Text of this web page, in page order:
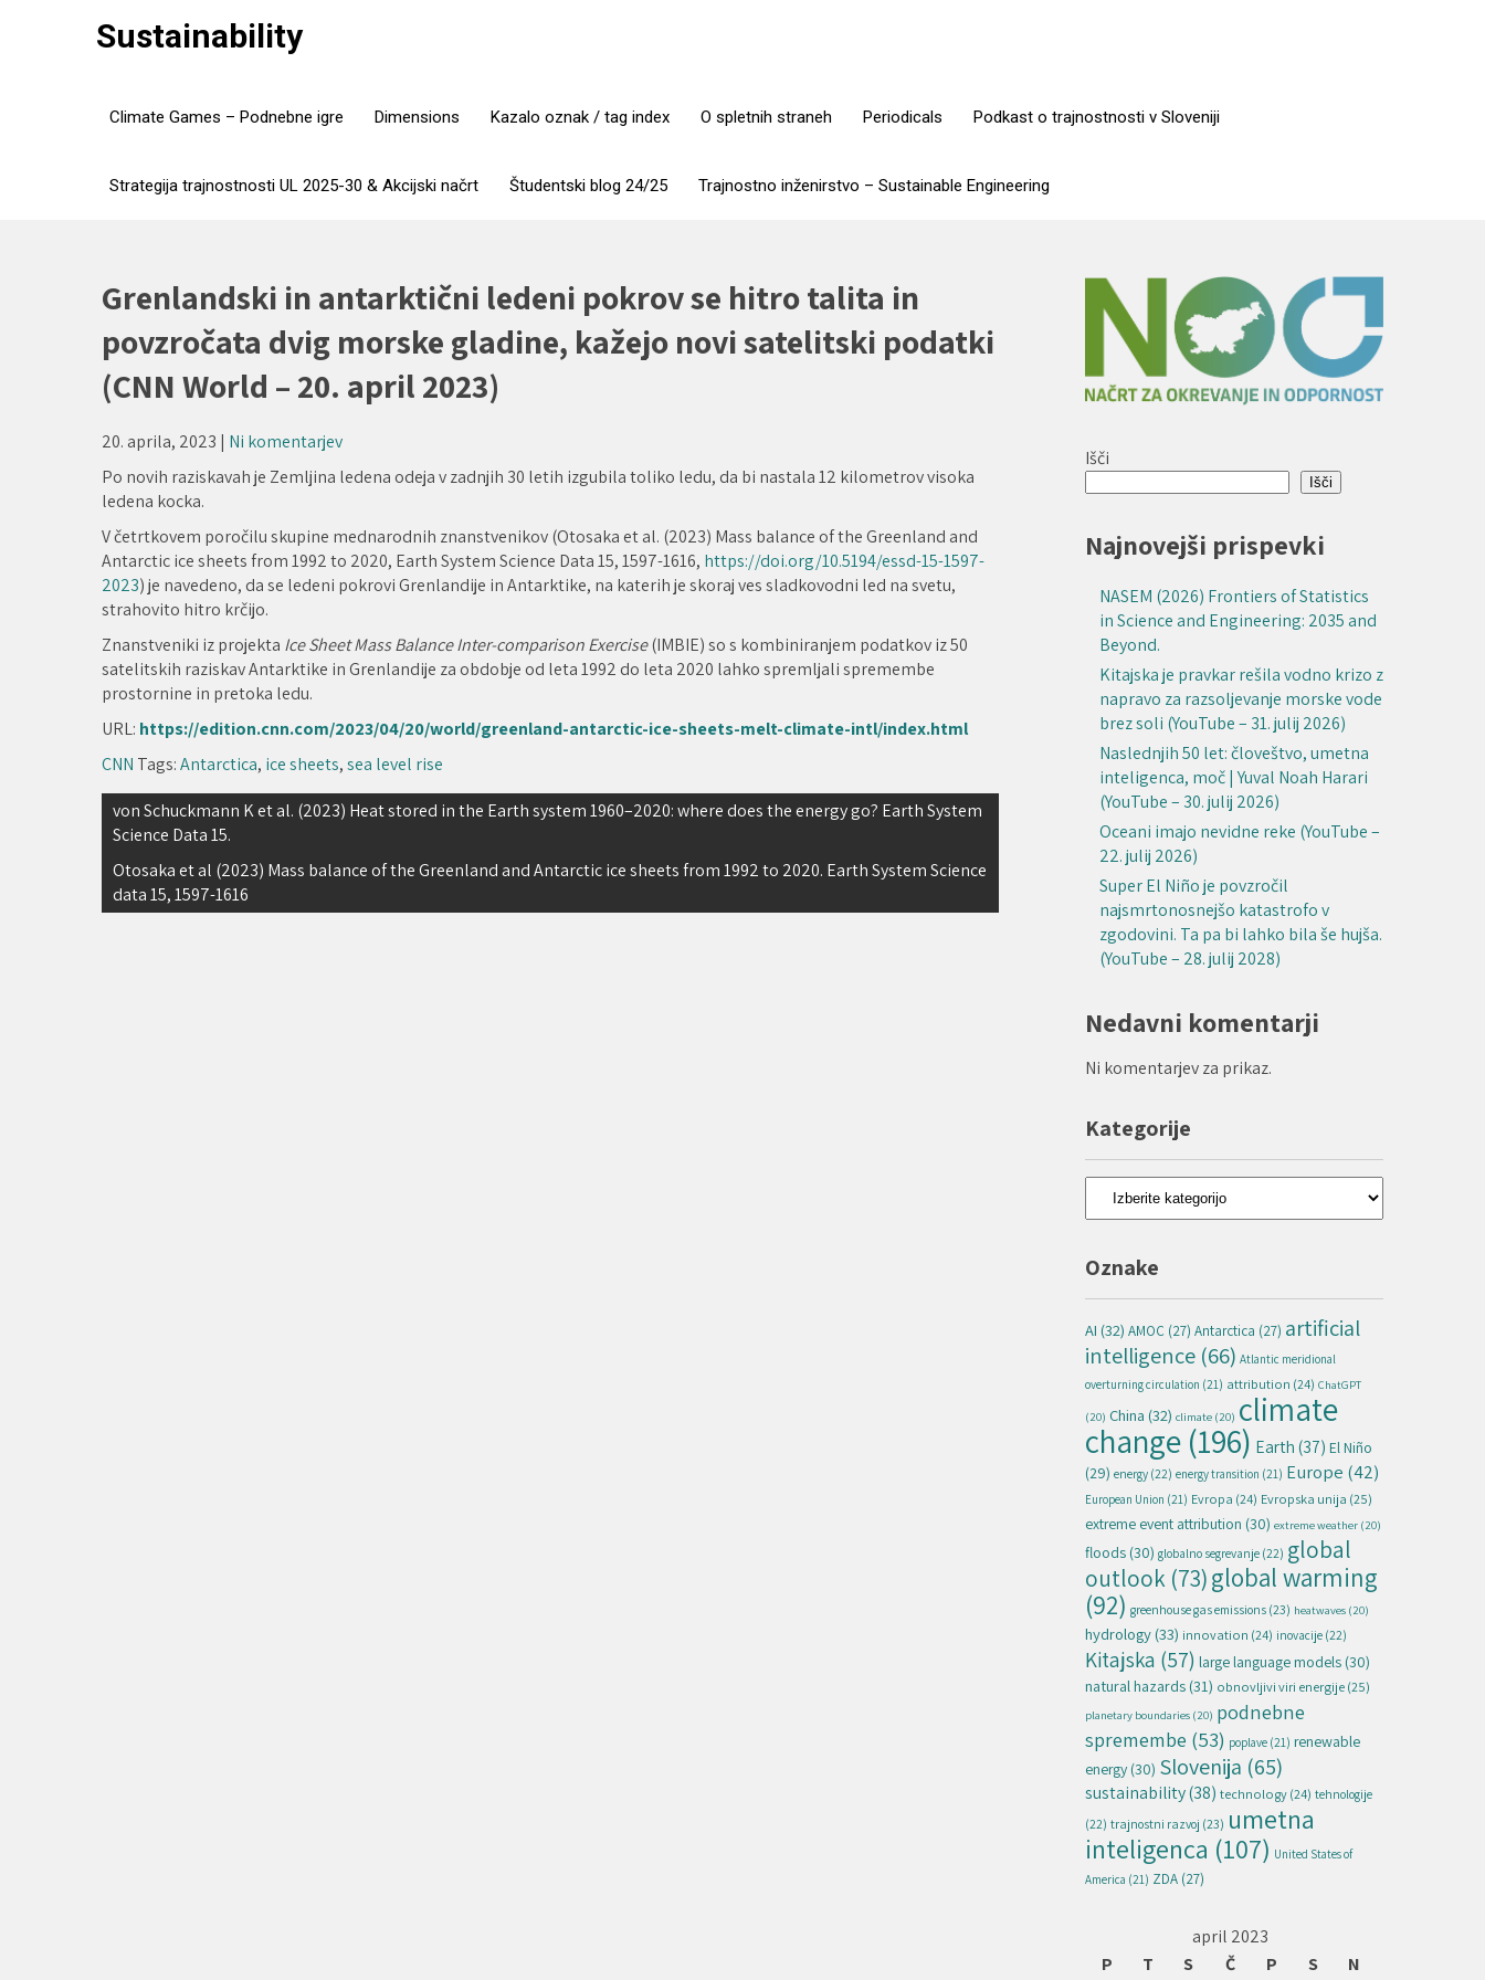
Sustainability
Climate Games – Podnebne igre Dimensions Kazalo oznak / tag index O spletnih straneh Periodicals Podkast o trajnostnosti v Sloveniji
Strategija trajnostnosti UL 2025-30 & Akcijski načrt Študentski blog 24/25 Trajnostno inženirstvo – Sustainable Engineering
Grenlandski in antarktični ledeni pokrov se hitro talita in
povzročata dvig morske gladine, kažejo novi satelitski podatki
(CNN World – 20. april 2023)
20. aprila, 2023 | Ni komentarjev
Po novih raziskavah je Zemljina ledena odeja v zadnjih 30 letih izgubila toliko ledu, da bi nastala 12 kilometrov visoka
ledena kocka.
V četrtkovem poročilu skupine mednarodnih znanstvenikov (Otosaka et al. (2023) Mass balance of the Greenland and
Antarctic ice sheets from 1992 to 2020, Earth System Science Data 15, 1597-1616, https://doi.org/10.5194/essd-15-1597-
2023) je navedeno, da se ledeni pokrovi Grenlandije in Antarktike, na katerih je skoraj ves sladkovodni led na svetu,
strahovito hitro krčijo.
Znanstveniki iz projekta Ice Sheet Mass Balance Inter-comparison Exercise(IMBIE) so s kombiniranjem podatkov iz 50
satelitskih raziskav Antarktike in Grenlandije za obdobje od leta 1992 do leta 2020 lahko spremljali spremembe
prostornine in pretoka ledu.
URL: https://edition.cnn.com/2023/04/20/world/greenland-antarctic-ice-sheets-melt-climate-intl/index.html
CNN Tags:Antarctica, ice sheets,sea level rise
Navigacija
prispevka
von Schuckmann K et al. (2023) Heat stored in the Earth system 1960–2020: where does the energy go? Earth System
Science Data 15.
Otosaka et al (2023) Mass balance of the Greenland and Antarctic ice sheets from 1992 to 2020. Earth System Science
data 15, 1597-1616
Išči
Išči
Najnovejši prispevki
NASEM (2026) Frontiers of Statistics
in Science and Engineering: 2035 and
Beyond.
Kitajska je pravkar rešila vodno krizo z
napravo za razsoljevanje morske vode
brez soli (YouTube – 31. julij 2026)
Naslednjih 50 let: človeštvo, umetna
inteligenca, moč | Yuval Noah Harari
(YouTube – 30. julij 2026)
Oceani imajo nevidne reke (YouTube –
22. julij 2026)
Super El Niño je povzročil
najsmrtonosnejšo katastrofo v
zgodovini. Ta pa bi lahko bila še hujša.
(YouTube – 28. julij 2028)
Nedavni komentarji
Ni komentarjev za prikaz.
Kategorije
Kategorije
Oznake
AI (32) AMOC (27) Antarctica (27) artificial
intelligence (66) Atlantic meridional
overturning circulation (21) attribution (24) ChatGPT
(20) China (32) climate (20) climate
change (196) Earth (37) El Niño
(29) energy (22) energy transition (21) Europe (42)
European Union (21) Evropa (24) Evropska unija (25)
extreme event attribution (30) extreme weather (20)
floods (30) globalno segrevanje (22) global
outlook (73)global warming
(92) greenhouse gas emissions (23) heatwaves (20)
hydrology(33) innovation (24) inovacije (22)
Kitajska (57) large language models (30)
natural hazards (31) obnovljivi viri energije(25)
planetary boundaries (20) podnebne
spremembe (53) poplave (21) renewable
energy (30) Slovenija (65)
sustainability(38) technology(24) tehnologije
(22) trajnostni razvoj (23) umetna
inteligenca (107) United States of
America (21) ZDA (27)
april 2023
P
T S Č P S N